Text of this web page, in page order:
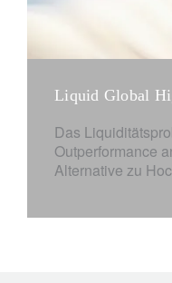
Liquid Global
Das
Outperformance
Alternative zu